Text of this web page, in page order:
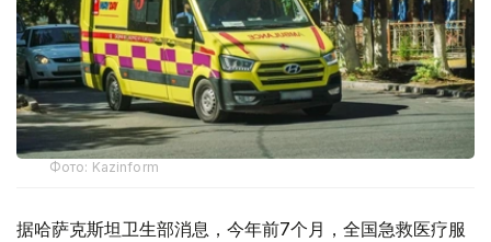
Фото: Kazinform
据哈萨克斯坦卫生部消息，今年前7个月，全国急救医疗服